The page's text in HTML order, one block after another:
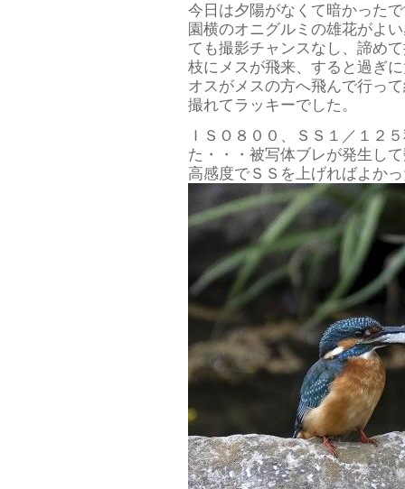
今日は夕陽がなくて暗かった
園横のオニグルミの雄花がよ
ても撮影チャンスなし、諦め
枝にメスが飛来、すると過ぎ
オスがメスの方へ飛んで行っ
撮れてラッキーでした。
ＩＳＯ８００、ＳＳ１／１２
た・・・被写体ブレが発生し
高感度でＳＳを上げればよか